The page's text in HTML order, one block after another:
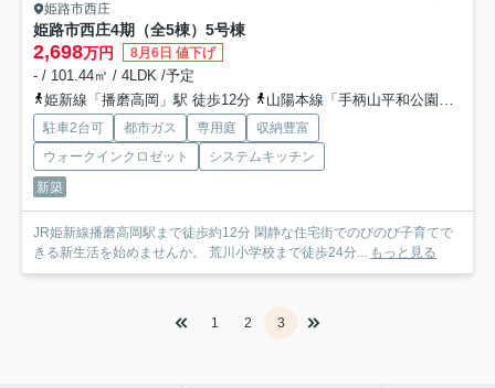
姫路市西庄
姫路市西庄4期（全5棟）5号棟
2,698万円 8月6日 値下げ
- / 101.44㎡ / 4LDK /予定
姫新線「播磨高岡」駅 徒歩12分
山陽本線「手柄山平和公園」駅 徒歩25分
駐車2台可 都市ガス 専用庭
収納豊富
ウォークインクロゼット
システムキッチン
新築
JR姫新線播磨高岡駅まで徒歩約12分 閑静な住宅街でのびのび子育てで
きる新生活を始めませんか。 荒川小学校まで徒歩24分... もっと見る
1 2 3